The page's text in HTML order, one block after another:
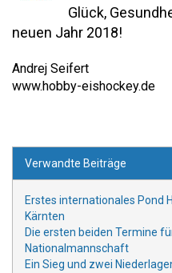
Glück,
neuen Jahr 2018!
Andrej Seifert
www.hobby-eishockey.de
Verwandte Beiträge
Erstes internationales Pond
Kärnten
Die ersten beiden Termine
Nationalmannschaft
Ein Sieg und zwei